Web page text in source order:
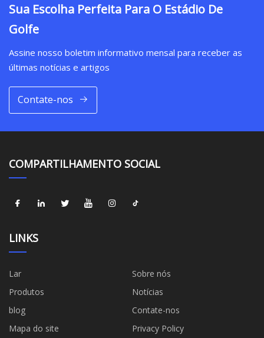
Sua Escolha Perfeita Para O Estádio De
Golfe
Assine nosso boletim informativo mensal para receber as
últimas notícias e artigos
Contate-nos
COMPARTILHAMENTO SOCIAL
LINKS
Lar
Sobre nós
Produtos
Notícias
blog
Contate-nos
Mapa do site
Privacy Policy